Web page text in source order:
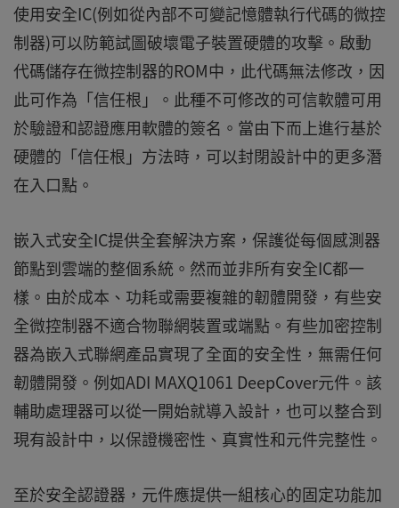
使用安全IC(例如從內部不可變記憶體執行代碼的微控
制器)可以防範試圖破壞電子裝置硬體的攻擊。啟動
代碼儲存在微控制器的ROM中，此代碼無法修改，因
此可作為「信任根」。此種不可修改的可信軟體可用
於驗證和認證應用軟體的簽名。當由下而上進行基於
硬體的「信任根」方法時，可以封閉設計中的更多潛
在入口點。
嵌入式安全IC提供全套解決方案，保護從每個感測器
節點到雲端的整個系統。然而並非所有安全IC都一
樣。由於成本、功耗或需要複雜的韌體開發，有些安
全微控制器不適合物聯網裝置或端點。有些加密控制
器為嵌入式聯網產品實現了全面的安全性，無需任何
韌體開發。例如ADI MAXQ1061 DeepCover元件。該
輔助處理器可以從一開始就導入設計，也可以整合到
現有設計中，以保證機密性、真實性和元件完整性。
至於安全認證器，元件應提供一組核心的固定功能加